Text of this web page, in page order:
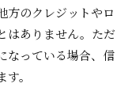
方のクレジットやロ
はありません。ただ
なっている場合、信
。